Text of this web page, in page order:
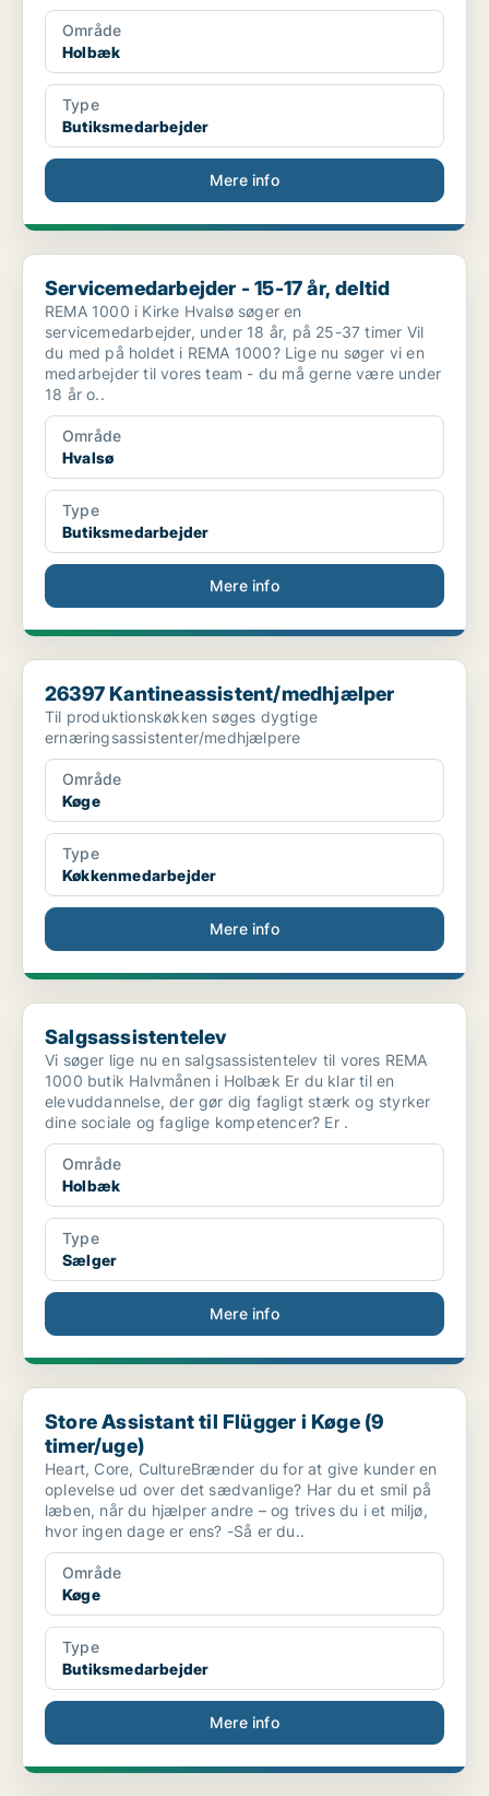
Område
Holbæk
Type
Butiksmedarbejder
Mere info
Servicemedarbejder - 15-17 år, deltid
Servicemedarbejder - 15-17 år, deltid
REMA 1000 i Kirke Hvalsø søger en
servicemedarbejder, under 18 år, på 25-37 timer Vil
du med på holdet i REMA 1000? Lige nu søger vi en
medarbejder til vores team - du må gerne være under
18 år o..
Område
Hvalsø
Type
Butiksmedarbejder
Mere info
26397 Kantineassistent/medhjælper
26397 Kantineassistent/medhjælper
Til produktionskøkken søges dygtige
ernæringsassistenter/medhjælpere
Område
Køge
Type
Køkkenmedarbejder
Mere info
Salgsassistentelev
Salgsassistentelev
Vi søger lige nu en salgsassistentelev til vores REMA
1000 butik Halvmånen i Holbæk Er du klar til en
elevuddannelse, der gør dig fagligt stærk og styrker
dine sociale og faglige kompetencer? Er .
Område
Holbæk
Type
Sælger
Mere info
Store Assistant til Flügger i Køge (9 timer/uge)
Store Assistant til Flügger i Køge (9
timer/uge)
Heart, Core, CultureBrænder du for at give kunder en
oplevelse ud over det sædvanlige? Har du et smil på
læben, når du hjælper andre – og trives du i et miljø,
hvor ingen dage er ens? -Så er du..
Område
Køge
Type
Butiksmedarbejder
Mere info